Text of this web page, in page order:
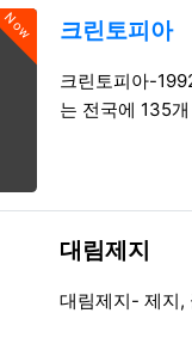
Now 크린토피아
등록일
조회
크린토피아-
는 전국에 135
대림제지
등록일
조회
대림제지- 제지,